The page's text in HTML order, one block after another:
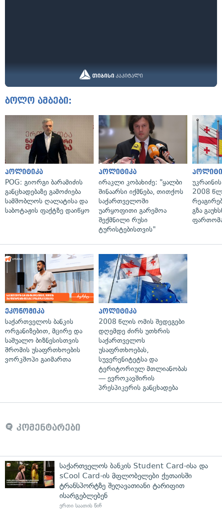
ბოლო ამბები:
პოლიტიკა
POG: გიორგი ბარამიძის
განცხადებაზე გამოძიება
სამშობლოს ღალატისა და
საბოტაჟის ფაქტზე დაიწყო
პოლიტიკა
ირაკლი კობახიძე: "ყალბი
შინაარსი იქმნება, თითქოს
საქართველოში
უარყოფითი გარემოა
შექმნილი რუსი
ტურისტებისთვის"
2008
გზა
ეკონომიკა
საქართველოს ბანკის
ორგანიზებით, მცირე და
საშუალო ბიზნესისთვის
შრომის უსაფრთხოების
ვორკშოპი გაიმართა
პოლიტიკა
2008 წლის ომის შედეგები
დღემდე ძირს უთხრის
საქართველოს
უსაფრთხოებას,
სუვერენიტეტსა და
ტერიტორიულ მთლიანობას
— ევროკავშირის
პრესპიკერის განცხადება
კომენტარები
საქართველოს ბანკის Student Card-ისა და
sCool Card-ის მფლობელები ქუთაისში
ტრანსპორტზე შეღავათიანი ტარიფით
ისარგებლებენ
ერთი საათის წინ